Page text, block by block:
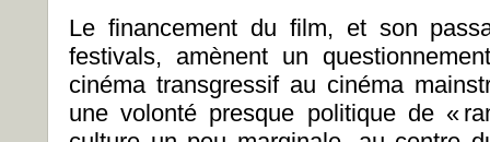
Le financement du film, et son
festivals, amènent un
cinéma transgressif au cinéma
une volonté presque politique de «